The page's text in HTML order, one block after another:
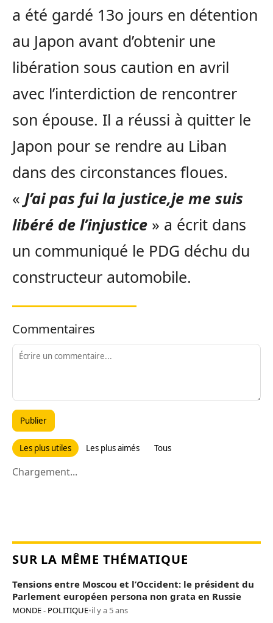
a été gardé 13o jours en détention
au Japon avant d’obtenir une
libération sous caution en avril
avec l’interdiction de rencontrer
son épouse. Il a réussi à quitter le
Japon pour se rendre au Liban
dans des circonstances floues.
« J’ai pas fui la justice,je me suis
libéré de l’injustice » a écrit dans
un communiqué le PDG déchu du
constructeur automobile.
Commentaires
Publier
Les plus utiles Les plus aimés Tous
Chargement...
SUR LA MÊME THÉMATIQUE
Tensions entre Moscou et l’Occident: le président du
Parlement européen persona non grata en Russie
MONDE - POLITIQUE•il y a 5 ans